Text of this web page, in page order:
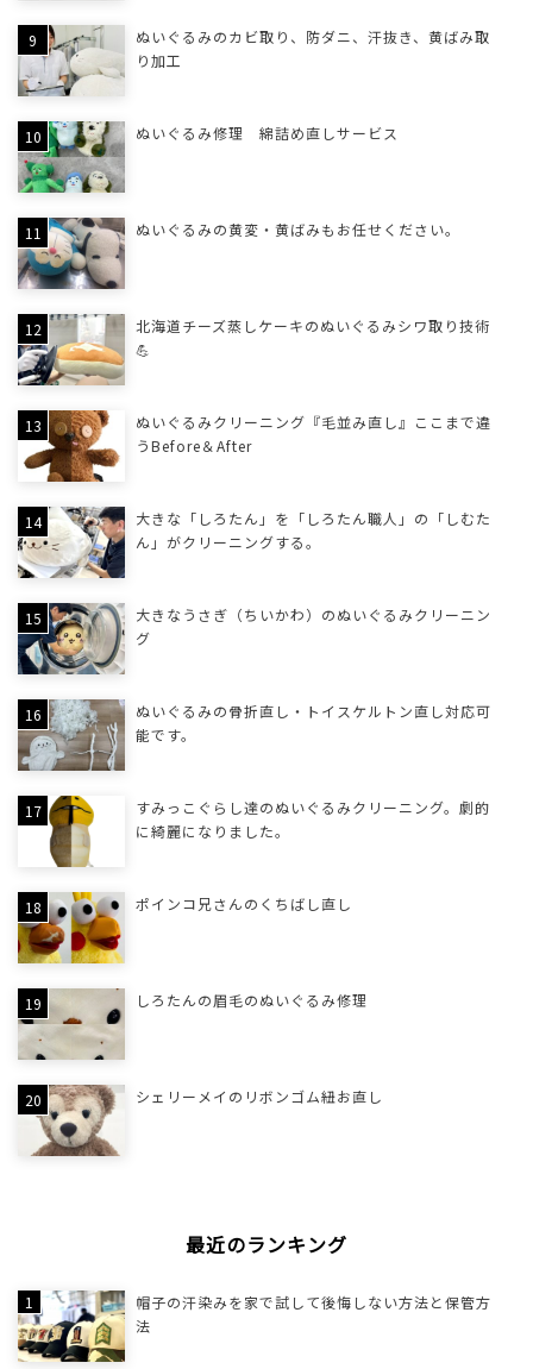
ぬいぐるみのカビ取り、防ダニ、汗抜き、黄ばみ取
り加工
ぬいぐるみ修理 綿詰め直しサービス
ぬいぐるみの黄変・黄ばみもお任せください。
北海道チーズ蒸しケーキのぬいぐるみシワ取り技術
💪
ぬいぐるみクリーニング『毛並み直し』ここまで違
うBefore＆After
大きな「しろたん」を「しろたん職人」の「しむた
ん」がクリーニングする。
大きなうさぎ（ちいかわ）のぬいぐるみクリーニン
グ
ぬいぐるみの骨折直し・トイスケルトン直し対応可
能です。
すみっこぐらし達のぬいぐるみクリーニング。劇的
に綺麗になりました。
ポインコ兄さんのくちばし直し
しろたんの眉毛のぬいぐるみ修理
シェリーメイのリボンゴム紐お直し
最近のランキング
帽子の汗染みを家で試して後悔しない方法と保管方
法